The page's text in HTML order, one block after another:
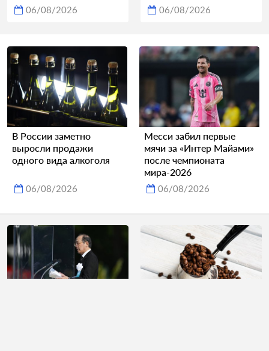
06/08/2026 06/08/2026
В России заметно
выросли продажи
одного вида алкоголя
06/08/2026
Месси забил первые
мячи за «Интер Майами»
после чемпионата
мира-2026
06/08/2026